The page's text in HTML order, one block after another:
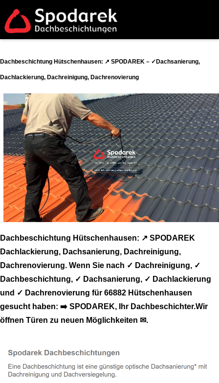
Dachbeschichtung Hütschenhausen: ↗️ SPODAREK – ✓Dachsanierung,
Dachlackierung, Dachreinigung, Dachrenovierung
Dachbeschichtung Hütschenhausen: ↗️ SPODAREK
Dachlackierung, Dachsanierung, Dachreinigung,
Dachrenovierung. Wenn Sie nach ✓ Dachreinigung, ✓
Dachbeschichtung, ✓ Dachsanierung, ✓ Dachlackierung
und ✓ Dachrenovierung für 66882 Hütschenhausen
gesucht haben: ➡️ SPODAREK, Ihr Dachbeschichter.Wir
öffnen Türen zu neuen Möglichkeiten ✉.